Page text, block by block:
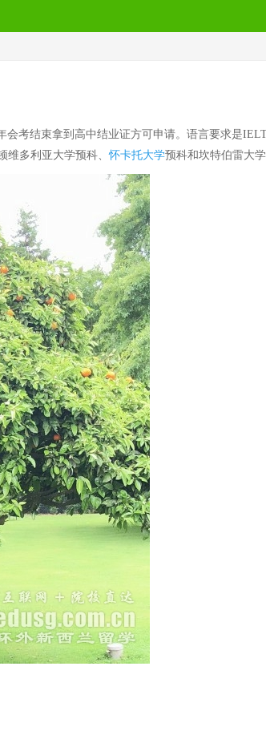
结束拿到高中结业证方可申请。语言要求是
维多利亚大学预科、怀卡托大学预科和坎特伯雷大学